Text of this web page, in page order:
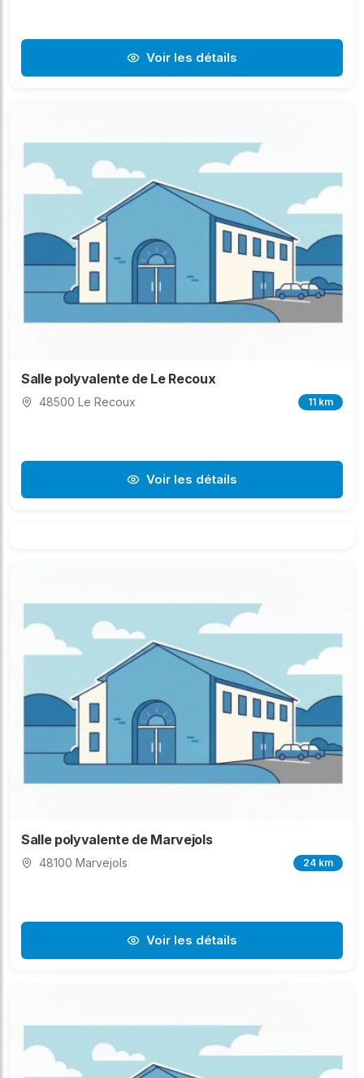
Voir les détails
Salle polyvalente de Le Recoux
48500 Le Recoux 11 km
Voir les détails
Salle polyvalente de Marvejols
48100 Marvejols 24 km
Voir les détails